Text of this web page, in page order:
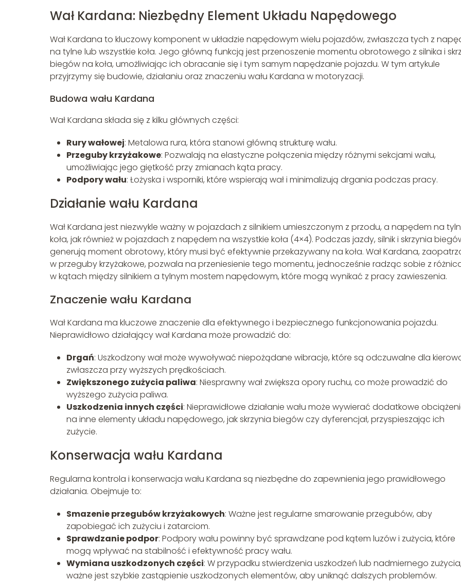
Wał Kardana: Niezbędny Element Układu Napędowego
Wał Kardana to kluczowy komponent w układzie napędowym wielu pojazdów, zwłaszcza tych z
na tylne lub wszystkie koła. Jego główną funkcją jest przenoszenie momentu obrotowego z silnika i
biegów na koła, umożliwiając ich obracanie się i tym samym napędzanie pojazdu. W tym artykule
przyjrzymy się budowie, działaniu oraz znaczeniu wału Kardana w motoryzacji.
Budowa wału Kardana
Wał Kardana składa się z kilku głównych części:
Rury wałowej: Metalowa rura, która stanowi główną strukturę wału.
Przeguby krzyżakowe: Pozwalają na elastyczne połączenia między różnymi sekcjami wału,
umożliwiając jego giętkość przy zmianach kąta pracy.
Podpory wału: Łożyska i wsporniki, które wspierają wał i minimalizują drgania podczas pracy.
Działanie wału Kardana
Wał Kardana jest niezwykle ważny w pojazdach z silnikiem umieszczonym z przodu, a napędem na
koła, jak również w pojazdach z napędem na wszystkie koła (4×4). Podczas jazdy, silnik i skrzynia
generują moment obrotowy, który musi być efektywnie przekazywany na koła. Wał Kardana,
w przeguby krzyżakowe, pozwala na przeniesienie tego momentu, jednocześnie radząc sobie z
w kątach między silnikiem a tylnym mostem napędowym, które mogą wynikać z pracy zawieszenia.
Znaczenie wału Kardana
Wał Kardana ma kluczowe znaczenie dla efektywnego i bezpiecznego funkcjonowania pojazdu.
Nieprawidłowo działający wał Kardana może prowadzić do:
Drgań: Uszkodzony wał może wywoływać niepożądane wibracje, które są odczuwalne dla
zwłaszcza przy wyższych prędkościach.
Zwiększonego zużycia paliwa: Niesprawny wał zwiększa opory ruchu, co może prowadzić do
wyższego zużycia paliwa.
Uszkodzenia innych części: Nieprawidłowe działanie wału może wywierać dodatkowe
na inne elementy układu napędowego, jak skrzynia biegów czy dyferencjał, przyspieszając ich
zużycie.
Konserwacja wału Kardana
Regularna kontrola i konserwacja wału Kardana są niezbędne do zapewnienia jego prawidłowego
działania. Obejmuje to:
Smazenie przegubów krzyżakowych: Ważne jest regularne smarowanie przegubów, aby
zapobiegać ich zużyciu i zatarciom.
Sprawdzanie podpor: Podpory wału powinny być sprawdzane pod kątem luzów i zużycia, które
mogą wpływać na stabilność i efektywność pracy wału.
Wymiana uszkodzonych części: W przypadku stwierdzenia uszkodzeń lub nadmiernego zużycia,
ważne jest szybkie zastąpienie uszkodzonych elementów, aby uniknąć dalszych problemów.